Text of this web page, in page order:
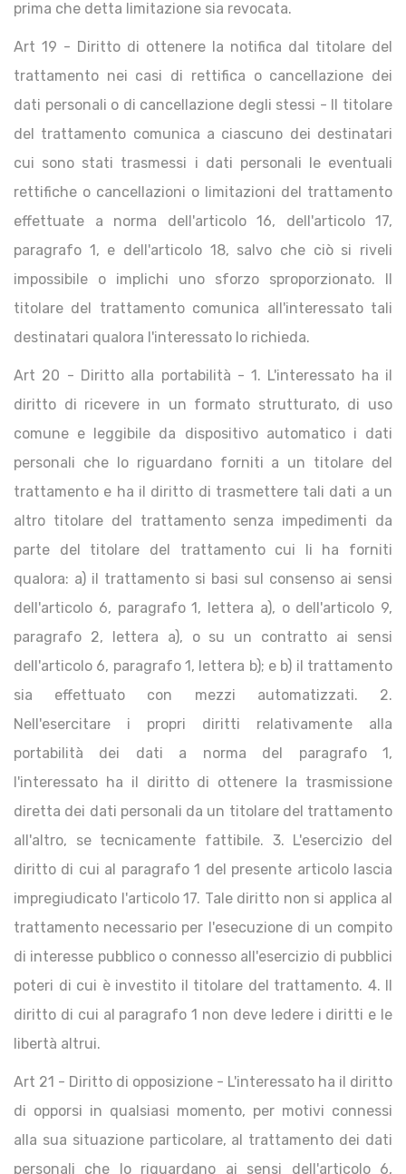
prima che detta limitazione sia revocata.
Art 19 - Diritto di ottenere la notifica dal titolare del
trattamento nei casi di rettifica o cancellazione dei
dati personali o di cancellazione degli stessi - Il titolare
del trattamento comunica a ciascuno dei destinatari
cui sono stati trasmessi i dati personali le eventuali
rettifiche o cancellazioni o limitazioni del trattamento
effettuate a norma dell'articolo 16, dell'articolo 17,
paragrafo 1, e dell'articolo 18, salvo che ciò si riveli
impossibile o implichi uno sforzo sproporzionato. Il
titolare del trattamento comunica all'interessato tali
destinatari qualora l'interessato lo richieda.
Art 20 - Diritto alla portabilità - 1. L'interessato ha il
diritto di ricevere in un formato strutturato, di uso
comune e leggibile da dispositivo automatico i dati
personali che lo riguardano forniti a un titolare del
trattamento e ha il diritto di trasmettere tali dati a un
altro titolare del trattamento senza impedimenti da
parte del titolare del trattamento cui li ha forniti
qualora: a) il trattamento si basi sul consenso ai sensi
dell'articolo 6, paragrafo 1, lettera a), o dell'articolo 9,
paragrafo 2, lettera a), o su un contratto ai sensi
dell'articolo 6, paragrafo 1, lettera b); e b) il trattamento
sia effettuato con mezzi automatizzati. 2.
Nell'esercitare i propri diritti relativamente alla
portabilità dei dati a norma del paragrafo 1,
l'interessato ha il diritto di ottenere la trasmissione
diretta dei dati personali da un titolare del trattamento
all'altro, se tecnicamente fattibile. 3. L'esercizio del
diritto di cui al paragrafo 1 del presente articolo lascia
impregiudicato l'articolo 17. Tale diritto non si applica al
trattamento necessario per l'esecuzione di un compito
di interesse pubblico o connesso all'esercizio di pubblici
poteri di cui è investito il titolare del trattamento. 4. Il
diritto di cui al paragrafo 1 non deve ledere i diritti e le
libertà altrui.
Art 21 - Diritto di opposizione - L'interessato ha il diritto
di opporsi in qualsiasi momento, per motivi connessi
alla sua situazione particolare, al trattamento dei dati
personali che lo riguardano ai sensi dell'articolo 6,